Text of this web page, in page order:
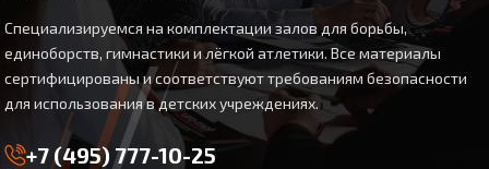
Специализируемся на комплектации залов для борьбы,
единоборств, гимнастики и лёгкой атлетики. Все материалы
сертифицированы и соответствуют требованиям безопасности
для использования в детских учреждениях.
+7 (495) 777-10-25